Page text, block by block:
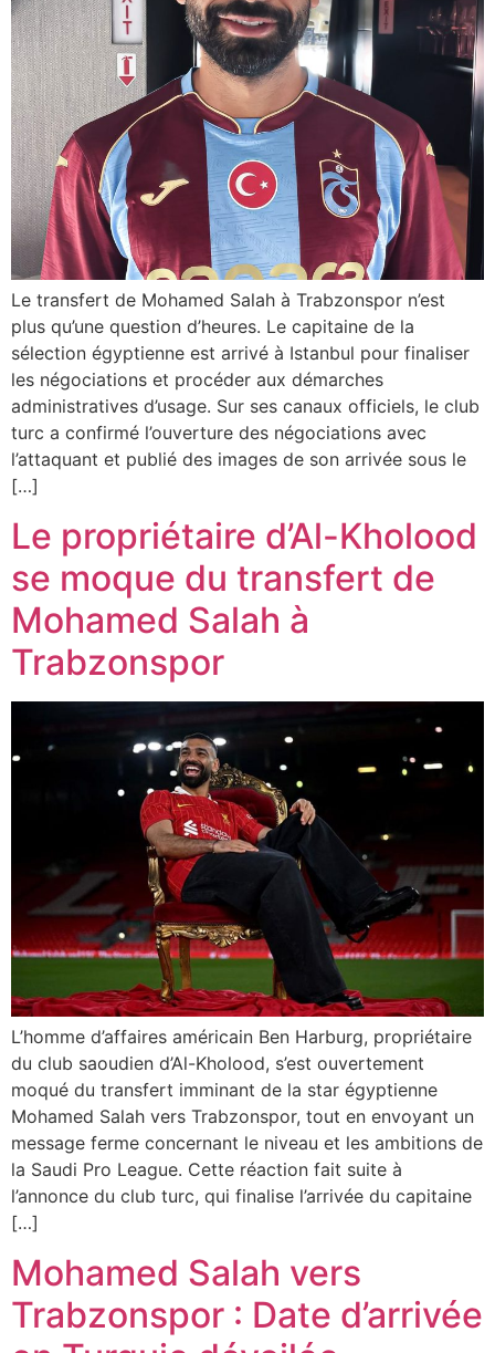
Le transfert de Mohamed Salah à Trabzonspor n’est
plus qu’une question d’heures. Le capitaine de la
sélection égyptienne est arrivé à Istanbul pour finaliser
les négociations et procéder aux démarches
administratives d’usage. Sur ses canaux officiels, le club
turc a confirmé l’ouverture des négociations avec
l’attaquant et publié des images de son arrivée sous le
[…]
Le propriétaire d’Al-Kholood
se moque du transfert de
Mohamed Salah à
Trabzonspor
L’homme d’affaires américain Ben Harburg, propriétaire
du club saoudien d’Al-Kholood, s’est ouvertement
moqué du transfert imminant de la star égyptienne
Mohamed Salah vers Trabzonspor, tout en envoyant un
message ferme concernant le niveau et les ambitions de
la Saudi Pro League. Cette réaction fait suite à
l’annonce du club turc, qui finalise l’arrivée du capitaine
[…]
Mohamed Salah vers
Trabzonspor : Date d’arrivée